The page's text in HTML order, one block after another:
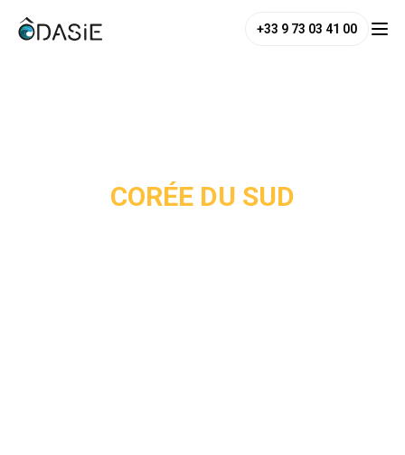
+33 9 73 03 41 00
CORÉE DU SUD